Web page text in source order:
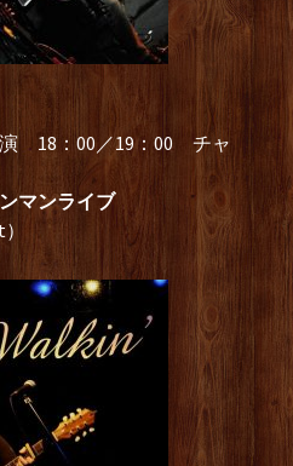
18：00／19：00 チャ
マンライブ